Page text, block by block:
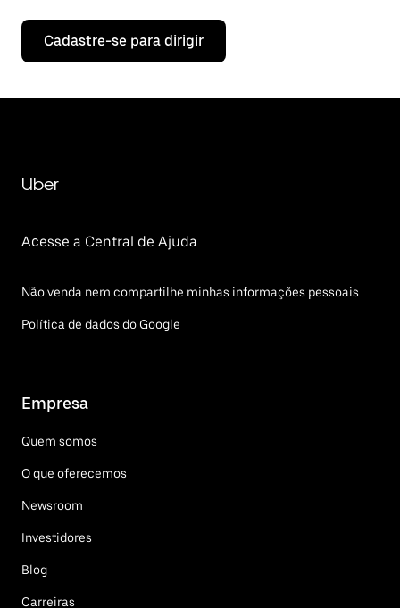
Cadastre-se para dirigir
Uber
Acesse a Central de Ajuda
Não venda nem compartilhe minhas informações pessoais
Política de dados do Google
Empresa
Quem somos
O que oferecemos
Newsroom
Investidores
Blog
Carreiras